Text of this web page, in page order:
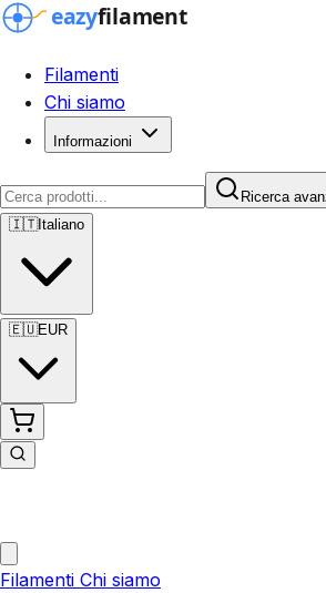
Filamenti
Chi siamo
Informazioni
Ricerca
🇮🇹Italiano
🇪🇺EUR
Filamenti Chi siamo